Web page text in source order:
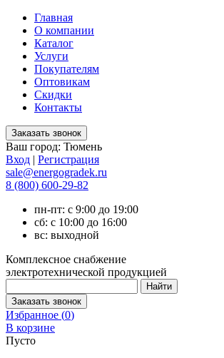
Главная
О компании
Каталог
Услуги
Покупателям
Оптовикам
Скидки
Контакты
Ваш город: Тюмень
Вход | Регистрация
sale@energogradek.ru
8 (800) 600-29-82
пн-пт: с 9:00 до 19:00
сб: с 10:00 до 16:00
вс: выходной
Комплексное снабжение
электротехнической продукцией
Избранное (0)
В корзине
Пусто